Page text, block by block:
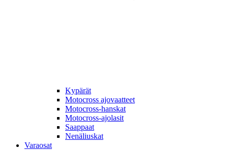
Kypärät
Motocross ajovaatteet
Motocross-hanskat
Motocross-ajolasit
Saappaat
Nenäliuskat
Varaosat